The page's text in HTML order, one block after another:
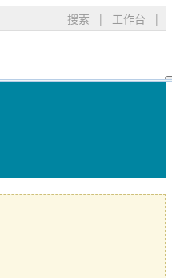
搜索 | 工作台
|